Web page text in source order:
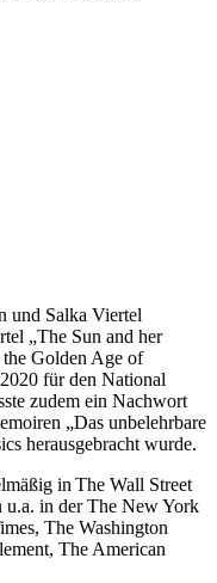
und Salka Viertel
„The Sun and her
Golden Age of
für den National
zudem ein Nachwort
„Das unbelehrbare
herausgebracht wurde.
in The Wall Street
u.a. in der The New York
The Washington
The American